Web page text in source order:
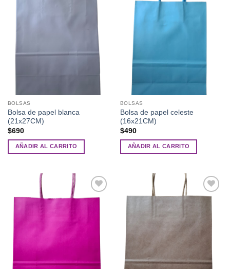
a la
lista de
BOLSAS
Bolsa de papel blanca
(21x27CM)
$690
AÑADIR AL CARRITO
a la
BOLSAS
Bolsa de papel celeste
(16x21CM)
$490
AÑADIR AL CARRITO
Añadir